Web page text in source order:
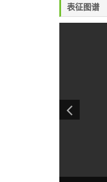
表征图谱